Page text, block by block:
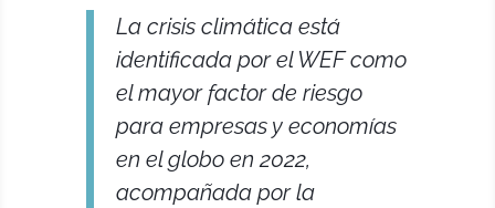
La crisis climática está
identificada por el WEF como
el mayor factor de riesgo
para empresas y economías
en el globo en 2022,
acompañada por la